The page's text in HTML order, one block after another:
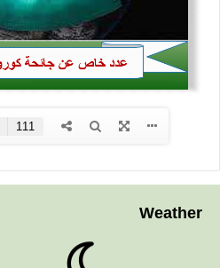
Weather